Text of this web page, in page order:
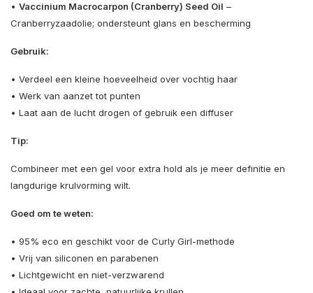
• Vaccinium Macrocarpon (Cranberry) Seed Oil –
Cranberryzaadolie; ondersteunt glans en bescherming
Gebruik:
• Verdeel een kleine hoeveelheid over vochtig haar
• Werk van aanzet tot punten
• Laat aan de lucht drogen of gebruik een diffuser
Tip:
Combineer met een gel voor extra hold als je meer definitie en
langdurige krulvorming wilt.
Goed om te weten:
• 95% eco en geschikt voor de Curly Girl-methode
• Vrij van siliconen en parabenen
• Lichtgewicht en niet-verzwarend